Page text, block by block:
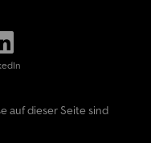
auf dieser Seite sind